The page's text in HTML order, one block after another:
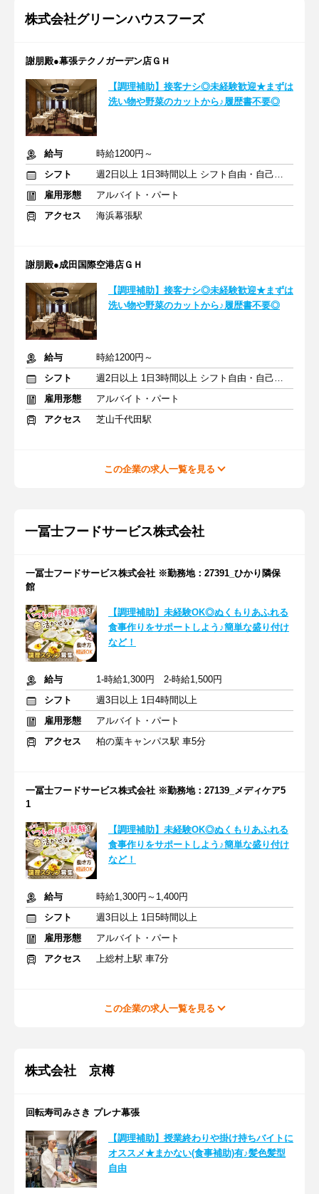
株式会社グリーンハウスフーズ
謝朋殿●幕張テクノガーデン店ＧＨ
【調理補助】接客ナシ◎未経験歓迎★まずは
洗い物や野菜のカットから♪履歴書不要◎
給与
時給1200円～
シフト
週2日以上 1日3時間以上 シフト自由・自己申告
雇用形態
アルバイト・パート
アクセス
海浜幕張駅
謝朋殿●成田国際空港店ＧＨ
【調理補助】接客ナシ◎未経験歓迎★まずは
洗い物や野菜のカットから♪履歴書不要◎
給与
時給1200円～
シフト
週2日以上 1日3時間以上 シフト自由・自己申告
雇用形態
アルバイト・パート
アクセス
芝山千代田駅
この企業の求人一覧を見る
一冨士フードサービス株式会社
一冨士フードサービス株式会社 ※勤務地：27391_ひかり隣保
館
【調理補助】未経験OK◎ぬくもりあふれる
食事作りをサポートしよう♪簡単な盛り付け
など！
給与
1-時給1,300円 2-時給1,500円
シフト
週3日以上 1日4時間以上
雇用形態
アルバイト・パート
アクセス
柏の葉キャンパス駅 車5分
一冨士フードサービス株式会社 ※勤務地：27139_メディケア5
1
【調理補助】未経験OK◎ぬくもりあふれる
食事作りをサポートしよう♪簡単な盛り付け
など！
給与
時給1,300円～1,400円
シフト
週3日以上 1日5時間以上
雇用形態
アルバイト・パート
アクセス
上総村上駅 車7分
この企業の求人一覧を見る
株式会社 京樽
回転寿司みさき プレナ幕張
【調理補助】授業終わりや掛け持ちバイトに
オススメ★まかない(食事補助)有♪髪色髪型
自由